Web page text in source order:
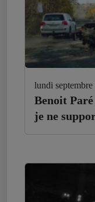
lundi
Benoit
je ne